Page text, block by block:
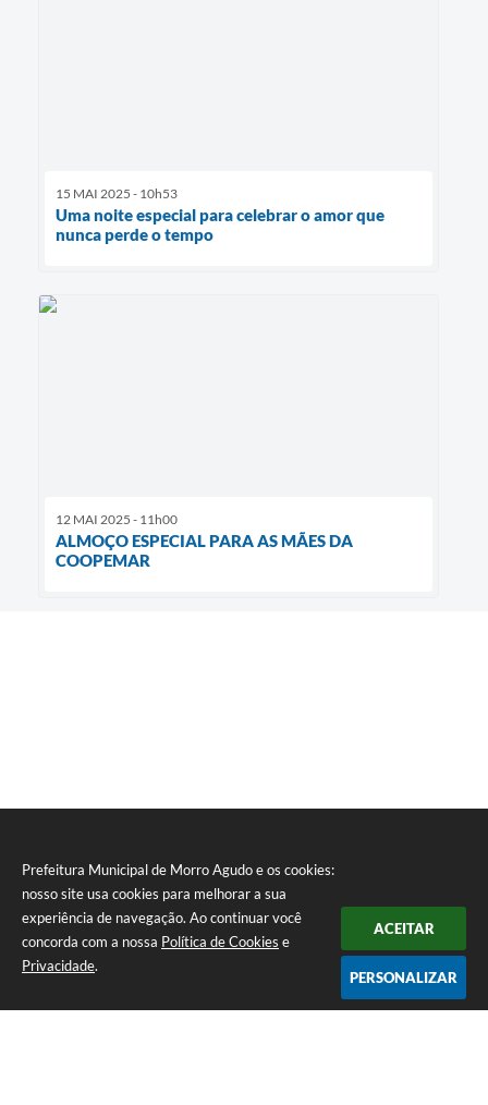
Prefeitura Municipal de Morro Agudo e os cookies:
nosso site usa cookies para melhorar a sua
experiência de navegação. Ao continuar você
concorda com a nossa Política de Cookies e
Privacidade.
ACEITAR
PERSONALIZAR
15 MAI 2025 - 10h53
Uma noite especial para celebrar o amor que
nunca perde o tempo
12 MAI 2025 - 11h00
ALMOÇO ESPECIAL PARA AS MÃES DA
COOPEMAR